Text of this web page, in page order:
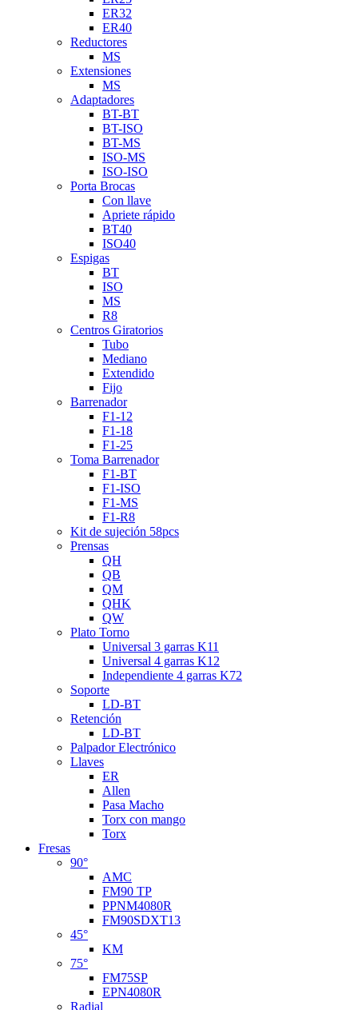
ER32
ER40
Reductores
MS
Extensiones
MS
Adaptadores
BT-BT
BT-ISO
BT-MS
ISO-MS
ISO-ISO
Porta Brocas
Con llave
Apriete rápido
BT40
ISO40
Espigas
BT
ISO
MS
R8
Centros Giratorios
Tubo
Mediano
Extendido
Fijo
Barrenador
F1-12
F1-18
F1-25
Toma Barrenador
F1-BT
F1-ISO
F1-MS
F1-R8
Kit de sujeción 58pcs
Prensas
QH
QB
QM
QHK
QW
Plato Torno
Universal 3 garras K11
Universal 4 garras K12
Independiente 4 garras K72
Soporte
LD-BT
Retención
LD-BT
Palpador Electrónico
Llaves
ER
Allen
Pasa Macho
Torx con mango
Torx
Fresas
90°
AMC
FM90 TP
PPNM4080R
FM90SDXT13
45°
KM
75°
FM75SP
EPN4080R
Radial